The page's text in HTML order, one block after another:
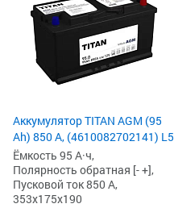
Аккумулятор TITAN AGM (95
Ah) 850 А, (4610082702141) L5
Ёмкость 95 А·ч,
Полярность обратная [- +],
Пусковой ток 850 А,
353x175x190